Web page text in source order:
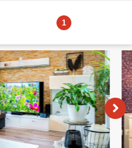
1